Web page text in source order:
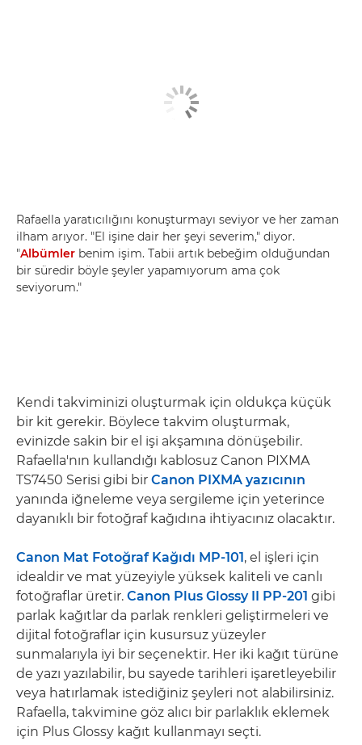
Rafaella yaratıcılığını konuşturmayı seviyor ve her zaman
ilham arıyor. "El işine dair her şeyi severim," diyor.
"Albümler benim işim. Tabii artık bebeğim olduğundan
bir süredir böyle şeyler yapamıyorum ama çok
seviyorum."
Kendi takviminizi oluşturmak için oldukça küçük
bir kit gerekir. Böylece takvim oluşturmak,
evinizde sakin bir el işi akşamına dönüşebilir.
Rafaella'nın kullandığı kablosuz Canon PIXMA
TS7450 Serisi gibi bir Canon PIXMA yazıcının
yanında iğneleme veya sergileme için yeterince
dayanıklı bir fotoğraf kağıdına ihtiyacınız olacaktır.
Canon Mat Fotoğraf Kağıdı MP-101, el işleri için
idealdir ve mat yüzeyiyle yüksek kaliteli ve canlı
fotoğraflar üretir. Canon Plus Glossy II PP-201 gibi
parlak kağıtlar da parlak renkleri geliştirmeleri ve
dijital fotoğraflar için kusursuz yüzeyler
sunmalarıyla iyi bir seçenektir. Her iki kağıt türüne
de yazı yazılabilir, bu sayede tarihleri işaretleyebilir
veya hatırlamak istediğiniz şeyleri not alabilirsiniz.
Rafaella, takvimine göz alıcı bir parlaklık eklemek
için Plus Glossy kağıt kullanmayı seçti.